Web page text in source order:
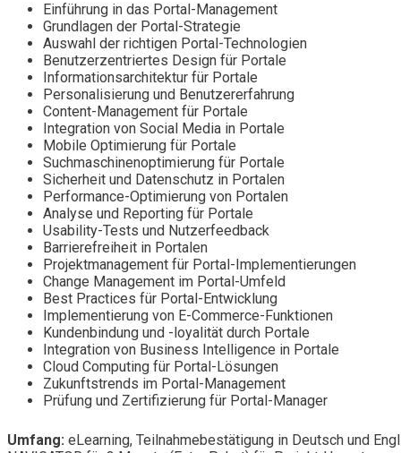
Einführung in das Portal-Management
Grundlagen der Portal-Strategie
Auswahl der richtigen Portal-Technologien
Benutzerzentriertes Design für Portale
Informationsarchitektur für Portale
Personalisierung und Benutzererfahrung
Content-Management für Portale
Integration von Social Media in Portale
Mobile Optimierung für Portale
Suchmaschinenoptimierung für Portale
Sicherheit und Datenschutz in Portalen
Performance-Optimierung von Portalen
Analyse und Reporting für Portale
Usability-Tests und Nutzerfeedback
Barrierefreiheit in Portalen
Projektmanagement für Portal-Implementierungen
Change Management im Portal-Umfeld
Best Practices für Portal-Entwicklung
Implementierung von E-Commerce-Funktionen
Kundenbindung und -loyalität durch Portale
Integration von Business Intelligence in Portale
Cloud Computing für Portal-Lösungen
Zukunftstrends im Portal-Management
Prüfung und Zertifizierung für Portal-Manager
Umfang: eLearning, Teilnahmebestätigung in Deutsch und